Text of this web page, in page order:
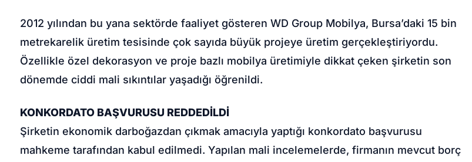
2012 yılından bu yana sektörde faaliyet gösteren WD Group Mobilya, Bursa’daki 15 bin
metrekarelik üretim tesisinde çok sayıda büyük projeye üretim gerçekleştiriyordu.
Özellikle özel dekorasyon ve proje bazlı mobilya üretimiyle dikkat çeken şirketin son
dönemde ciddi mali sıkıntılar yaşadığı öğrenildi.
KONKORDATO BAŞVURUSU REDDEDİLDİ
Şirketin ekonomik darboğazdan çıkmak amacıyla yaptığı konkordato başvurusu
mahkeme tarafından kabul edilmedi. Yapılan mali incelemelerde, firmanın mevcut borç